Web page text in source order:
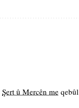
Şert û Mercên me qebûl